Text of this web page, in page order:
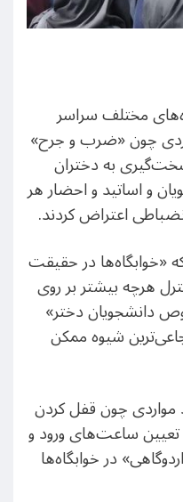
مختلف سراسر
چون «ضرب و جرح»
به دختران
و اساتید و احضار هر
اعتراض کردند.
«خوابگاه‌ها در حقیقت
هرچه بیشتر بر روی
دانشجویان دختر»
شیوه ممکن
مواردی چون قفل کردن
تعیین ساعت‌های ورود و
در خوابگاه‌ها